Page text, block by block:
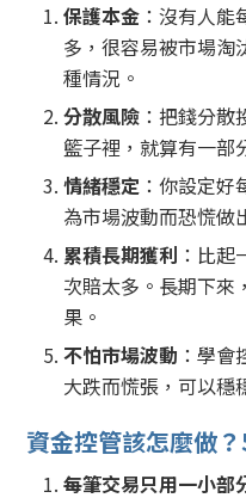
保護本金 ：沒有人
多，很容易被市場淘
種情況。
分散風險 ：把錢分
籃子裡，就算有一部
情緒穩定 ：你設定
為市場波動而恐慌做
累積長期獲利 ：比
次賠太多。長期下來
果。
不怕市場波動 ：學
大跌而慌張，可以穩
資金控管該怎麼做
每筆交易只用一小部